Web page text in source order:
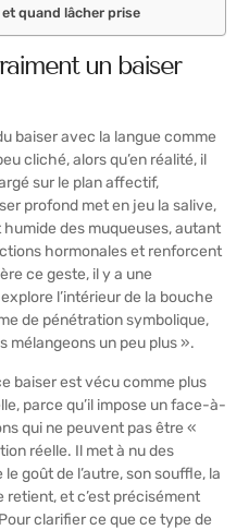
quand lâcher prise
un baiser
baiser avec la langue comme
cliché, alors qu’en réalité, il
sur le plan affectif,
profond met en jeu la salive,
humide des muqueuses, autant
hormonales et renforcent
ce geste, il y a une
l’intérieur de la bouche
de pénétration symbolique,
mélangeons un peu plus ».
baiser est vécu comme plus
parce qu’il impose un face-à-
qui ne peuvent pas être «
réelle. Il met à nu des
goût de l’autre, son souffle, la
retient, et c’est précisément
clarifier ce que ce type de